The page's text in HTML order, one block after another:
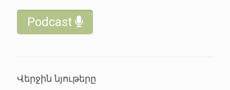
Podcast
Վերջին նյութերը